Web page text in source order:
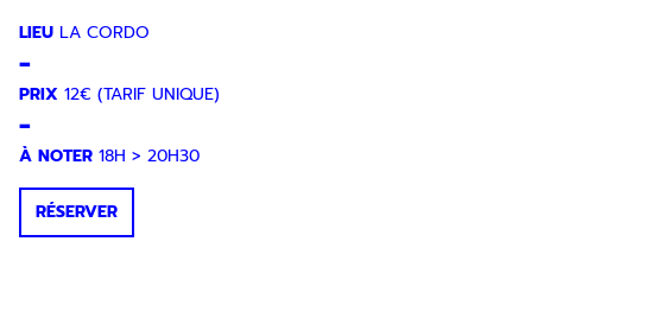
LIEU LA CORDO
-
PRIX 12€ (TARIF UNIQUE)
-
À NOTER 18H > 20H30
RÉSERVER
Inscription Newsletter